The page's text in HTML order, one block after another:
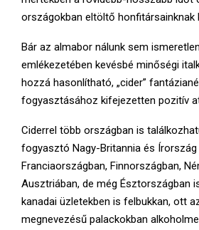
országokban eltöltő honfitársainknak
Bár az almabor nálunk sem
emlékezetében kevésbé minőségi
hozzá hasonlítható, „cider”
fogyasztásához kifejezetten pozitív
Ciderrel több országban is
fogyasztó Nagy-Britannia és
Franciaországban, Finnországban,
Ausztriában, de még Észtországban
kanadai üzletekben is felbukkan, ott
megnevezésű palackokban